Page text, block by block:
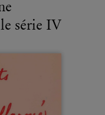
série IV